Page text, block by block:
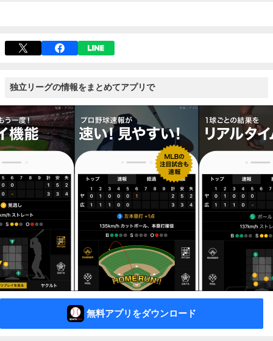
独立リーグの情報をまとめてアプリで
無料アプリをダウンロード